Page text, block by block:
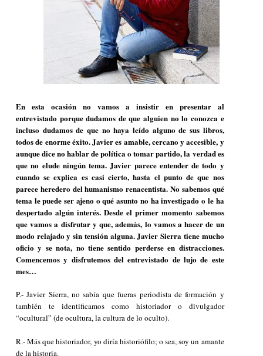
En esta ocasión no vamos a insistir en presentar al
entrevistado porque dudamos de que alguien no lo conozca e
incluso dudamos de que no haya leído alguno de sus libros,
todos de enorme éxito. Javier es amable, cercano y accesible, y
aunque dice no hablar de política o tomar partido, la verdad es
que no elude ningún tema. Javier parece entender de todo y
cuando se explica es casi cierto, hasta el punto de que nos
parece heredero del humanismo renacentista. No sabemos qué
tema le puede ser ajeno o qué asunto no ha investigado o le ha
despertado algún interés. Desde el primer momento sabemos
que vamos a disfrutar y que, además, lo vamos a hacer de un
modo relajado y sin tensión alguna. Javier Sierra tiene mucho
oficio y se nota, no tiene sentido perderse en distracciones.
Comencemos y disfrutemos del entrevistado de lujo de este
mes…
P.- Javier Sierra, no sabía que fueras periodista de formación y
también te identificamos como historiador o divulgador
“ocultural” (deocultura, la cultura de lo oculto).
R.- Más que historiador, yo diría historiófilo; o sea, soy un amante
de la historia.